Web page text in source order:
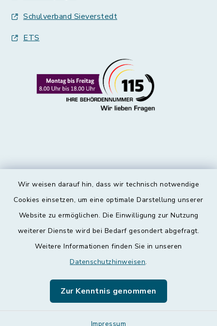
Wir weisen darauf hin, dass wir technisch notwendige
Cookies einsetzen, um eine optimale Darstellung unserer
Website zu ermöglichen. Die Einwilligung zur Nutzung
weiterer Dienste wird bei Bedarf gesondert abgefragt.
Weitere Informationen finden Sie in unseren
Datenschutzhinweisen.
Zur Kenntnis genommen
Impressum
Schulverband Sieverstedt
ETS
Kontakt
Datenschutz
Leichte Sprache